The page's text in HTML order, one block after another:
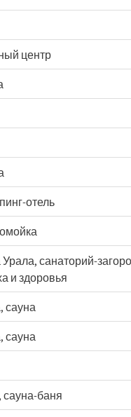
центр
отель
санаторий-
и здоровья
сауна
сауна
сауна-баня